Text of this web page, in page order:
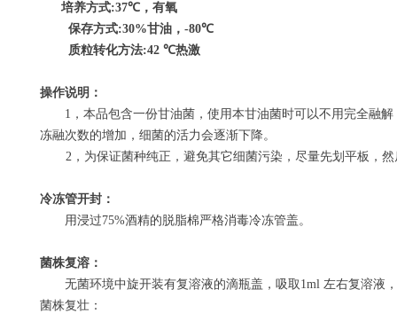
培养方式:37℃ ，有氧
保存方式:30%甘油， -80℃
质粒转化方法:42 ℃热激
操作说明：
1 ，本品包含一份甘油菌，使用本甘油菌时可以不用完全融
冻融次数的增加，细菌的活力会逐渐下降。
2 ，为保证菌种纯正，避免其它细菌污染，尽量先划平板，
冷冻管开封：
用浸过75%酒精的脱脂棉严格消毒冷冻管盖。
菌株复溶：
无菌环境中旋开装有复溶液的滴瓶盖，吸取 1ml 左右复溶液
菌株复壮：